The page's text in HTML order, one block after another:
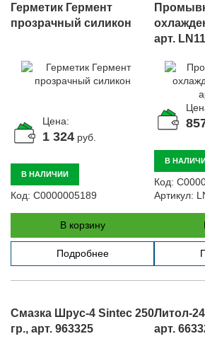
Герметик Гермент
прозрачный силикон
Цена:
1 324 руб.
В НАЛИЧИИ
Код: С0000005189
В корзину
Подробнее
арт.
В
Код:
Артикул:
Смазка Шрус-4 Sintec 250
гр., арт. 963325
Литол-
арт.